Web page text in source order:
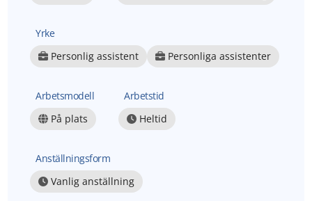
Yrke
Personlig assistent
Personliga assistenter
Arbetsmodell
På plats
Arbetstid
Heltid
Anställningsform
Vanlig anställning